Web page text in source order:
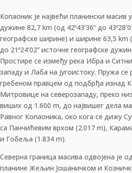
Копаоник је највећи планински масив
дужине 82,7 km (од 42º43’36” до
географске ширине) и ширине 63,5 km
до 21º24’02” источне географске
Простире се између река Ибра и
западу и Лаба на југоистоку. Пружа се
гребеном правцем од подбрђа изнад
Митровице на северозападу, преко
виших од 1.600 m, до највишег дела
Равног Копаоника, око кога се дижу
са Панчићевим врхом (2.017 m),
и Гобеља (1.834 m).
Северна граница масива одвојена је
планине Жељин Јошаничком и